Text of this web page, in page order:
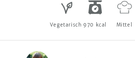
Vegetarisch 970 kcal Mittel